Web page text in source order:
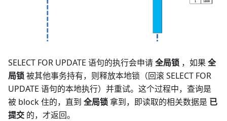
SELECT FOR UPDATE 语句的执行会申请全局锁 ，如果 全
局锁被其他事务持有，则释放本地锁（回滚 SELECT FOR
UPDATE 语句的本地执行）并重试。这个过程中，查询是
被 block 住的，直到 全局锁拿到，即读取的相关数据是 已
提交 的，才返回。